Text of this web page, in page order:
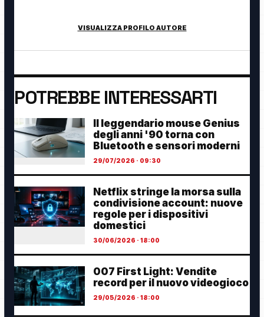
VISUALIZZA PROFILO AUTORE
POTREBBE INTERESSARTI
Il leggendario mouse Genius
degli anni '90 torna con
Bluetooth e sensori moderni
29/07/2026 · 09:30
Netflix stringe la morsa sulla
condivisione account: nuove
regole per i dispositivi
domestici
30/06/2026 · 18:00
007 First Light: Vendite
record per il nuovo videogioco
29/05/2026 · 18:00